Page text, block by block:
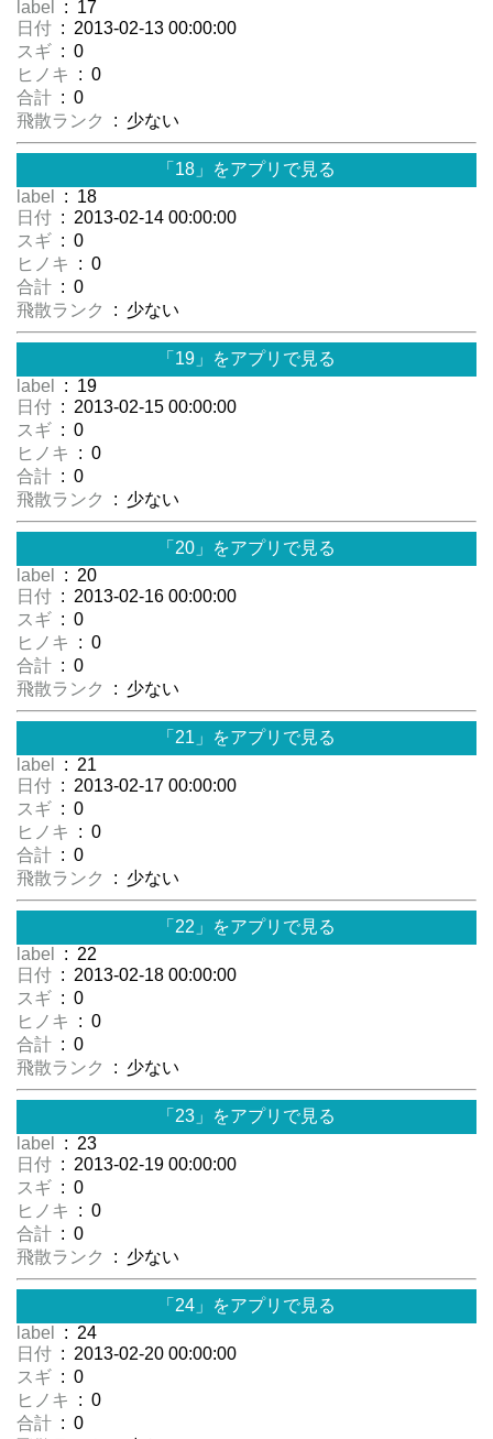
label
: 17
日付 : 2013-02-13 00:00:00
スギ : 0
ヒノキ
: 0
合計 : 0
飛散ランク
: 少ない
「18」をアプリで見る
label
: 18
日付 : 2013-02-14 00:00:00
スギ : 0
ヒノキ
: 0
合計 : 0
飛散ランク
: 少ない
「19」をアプリで見る
label
: 19
日付 : 2013-02-15 00:00:00
スギ : 0
ヒノキ
: 0
合計 : 0
飛散ランク
: 少ない
「20」をアプリで見る
label
: 20
日付 : 2013-02-16 00:00:00
スギ : 0
ヒノキ
: 0
合計 : 0
飛散ランク
: 少ない
「21」をアプリで見る
label
: 21
日付 : 2013-02-17 00:00:00
スギ : 0
ヒノキ
: 0
合計 : 0
飛散ランク
: 少ない
「22」をアプリで見る
label
: 22
日付 : 2013-02-18 00:00:00
スギ : 0
ヒノキ
: 0
合計 : 0
飛散ランク
: 少ない
「23」をアプリで見る
label
: 23
日付 : 2013-02-19 00:00:00
スギ : 0
ヒノキ
: 0
合計 : 0
飛散ランク
: 少ない
「24」をアプリで見る
label
: 24
日付 : 2013-02-20 00:00:00
スギ : 0
ヒノキ
: 0
合計 : 0